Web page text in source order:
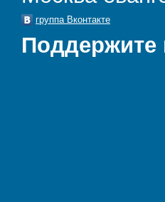
группа Вконтакте
Поддержите